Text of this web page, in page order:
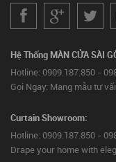
Hệ Thống MÀN CỬA SÀI
Hotline: 0909.187.850 -
Gọi Ngay: Mang mẫu tư
Curtain Showroom:
Hotline: 0909.187.850 -
Drape your home with